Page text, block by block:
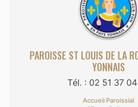
PAROISSE ST LOUIS DE LA
YONNAIS
Tél. : 02 51 37
Accueil Paroissial